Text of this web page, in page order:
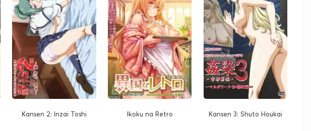
Kansen 2: Inzai Toshi Ikoku na Retro Kansen 3: Shuto Houkai